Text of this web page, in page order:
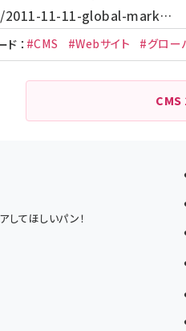
11-11-global-mark…
ド ： #CMS #Webサイト #グロー
CMS
してほしいパン！